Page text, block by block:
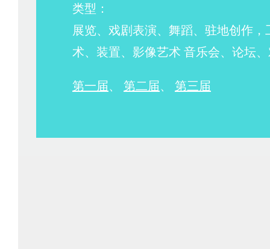
类型：
展览、戏剧表演、舞蹈、驻地创作，
术、装置、影像艺术 音乐会、论坛
第一届、 第二届、 第三届